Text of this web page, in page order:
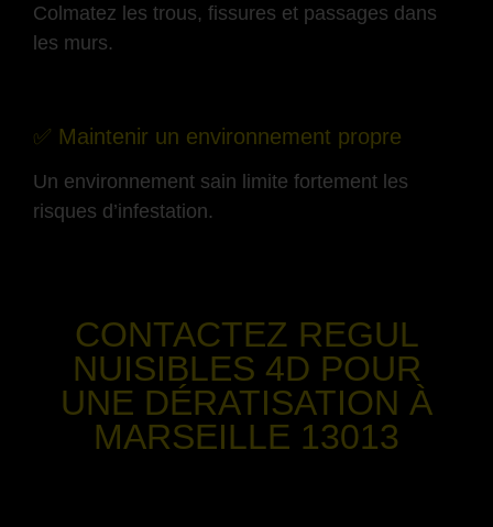
Colmatez les trous, fissures et passages dans
les murs.
✅ Maintenir un environnement propre
Un environnement sain limite fortement les
risques d’infestation.
CONTACTEZ REGUL
NUISIBLES 4D POUR
UNE DÉRATISATION À
MARSEILLE 13013